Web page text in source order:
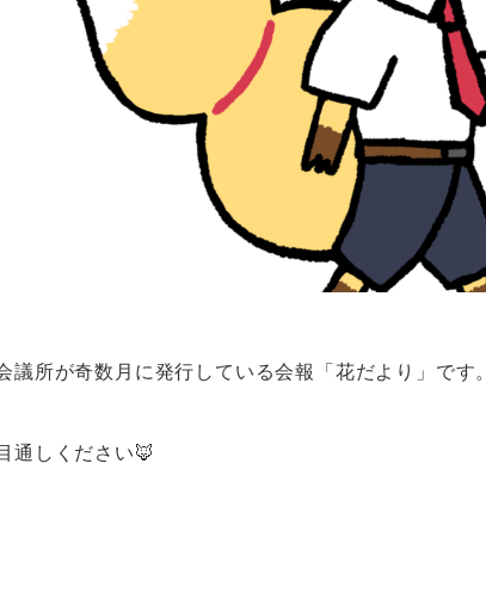
議所が奇数月に発行している会報「花だより」です。
通しください🦊